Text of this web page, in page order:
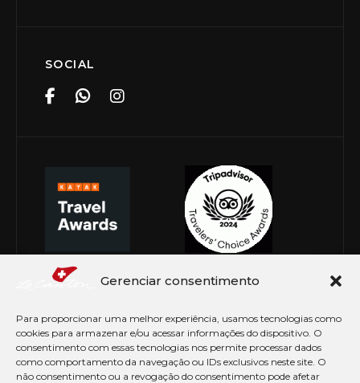
Gerenciar consentimento
Para proporcionar uma melhor experiência, usamos tecnologias como
cookies para armazenar e/ou acessar informações do dispositivo. O
consentimento com essas tecnologias nos permite processar dados
como comportamento da navegação ou IDs exclusivos neste site. O
não consentimento ou a revogação do consentimento pode afetar
SOCIAL